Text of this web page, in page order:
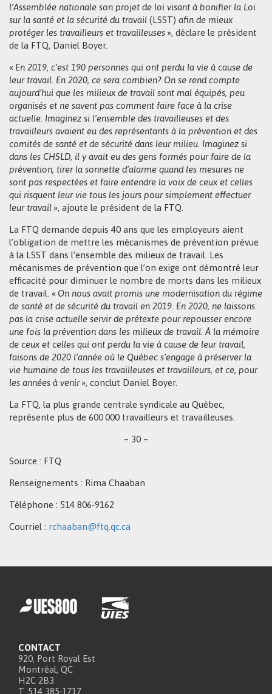
l’Assemblée nationale son projet de loi visant à bonifier la Loi
sur la santé et la sécurité du travail (LSST) afin de mieux
protéger les travailleurs et travailleuses », déclare le président
de la FTQ, Daniel Boyer.
« En 2019, c’est 190 personnes qui ont perdu la vie à cause de
leur travail. En 2020, ce sera combien? On se rend compte
aujourd’hui que les milieux de travail sont mal équipés, peu
organisés et ne savent pas comment faire face à la crise
actuelle. Imaginez si l’ensemble des travailleuses et des
travailleurs avaient eu des représentants à la prévention et des
comités de santé et de sécurité dans leur milieu. Imaginez si
dans les CHSLD, il y avait eu des gens formés pour faire de la
prévention, tirer la sonnette d’alarme quand les mesures ne
sont pas respectées et faire entendre la voix de ceux et celles
qui risquent leur vie tous les jours pour simplement effectuer
leur travail », ajoute le président de la FTQ.
La FTQ demande depuis 40 ans que les employeurs aient
l’obligation de mettre les mécanismes de prévention prévue
à la LSST dans l’ensemble des milieux de travail. Les
mécanismes de prévention que l’on exige ont démontré leur
efficacité pour diminuer le nombre de morts dans les milieux
de travail. « On nous avait promis une modernisation du régime
de santé et de sécurité du travail en 2019. En 2020, ne laissons
pas la crise actuelle servir de prétexte pour repousser encore
une fois la prévention dans les milieux de travail. À la mémoire
de ceux et celles qui ont perdu la vie à cause de leur travail,
faisons de 2020 l’année où le Québec s’engage à préserver la
vie humaine de tous les travailleuses et travailleurs, et ce, pour
les années à venir», conclut Daniel Boyer.
La FTQ, la plus grande centrale syndicale au Québec,
représente plus de 600 000 travailleurs et travailleuses.
– 30 –
Source : FTQ
Renseignements : Rima Chaaban
Téléphone : 514 806-9162
Courriel : rchaaban@ftq.qc.ca
CONTACT
920, Port Royal Est
Montréal, QC
H2C 2B3
T. 514 385-1717